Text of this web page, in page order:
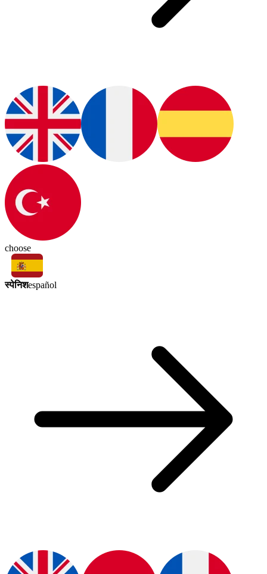
choose
स्पेनिशespañol